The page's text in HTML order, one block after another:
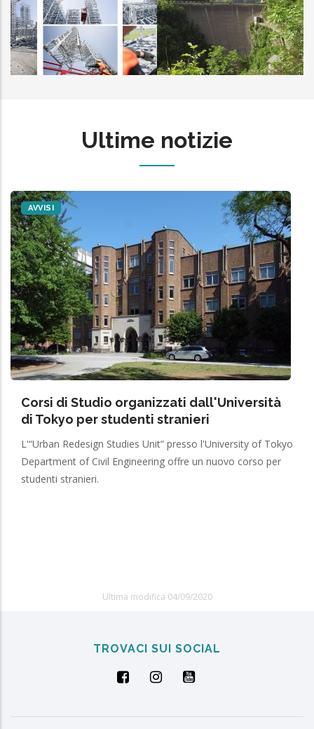
IECC IES
Ultime notizie
AVVISI
Corsi di Studio organizzati dall'Università
di Tokyo per studenti stranieri
L'“Urban Redesign Studies Unit” presso l'University of Tokyo
Department of Civil Engineering offre un nuovo corso per
studenti stranieri.
Ultima modifica 04/09/2020
TROVACI SUI SOCIAL